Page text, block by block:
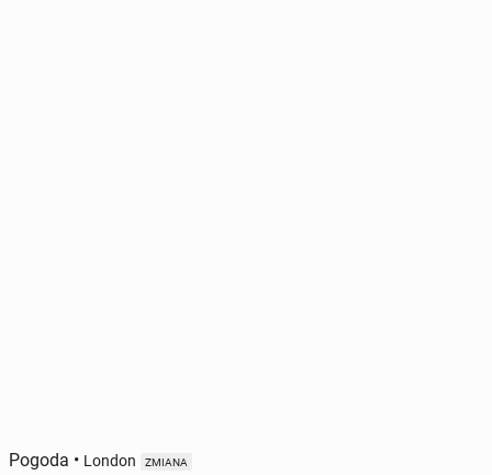
Pogoda • London ZMIANA